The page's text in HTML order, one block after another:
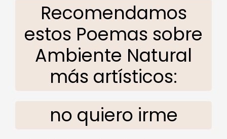
Recomendamos
estos Poemas sobre
Ambiente Natural
más artísticos:
no quiero irme